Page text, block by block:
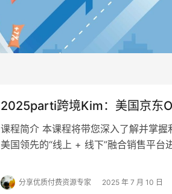
2025parti跨境Kim：美国京东
课程简介 本课程将带您深入了解并掌
美国领先的“线上 + 线下”融合销售平台
分享优质付费资源专家 2025 年 7 月 10 日